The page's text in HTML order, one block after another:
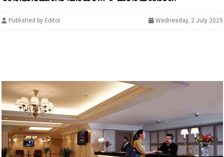
Published by Editor Wednesday, 2 July 2025